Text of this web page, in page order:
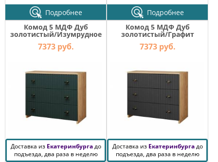
Подробнее
Подробнее
Комод 5 МДФ Дуб
золотистый/Изумрудное
море
7373 руб.
Доставка из Екатеринбургадо
подъезда, два раза в неделю
Комод 5 МДФ Дуб
золотистый/Графит
7373 руб.
Доставка из Екатеринбургадо
подъезда, два раза в неделю